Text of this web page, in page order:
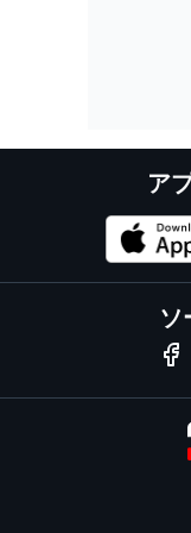
ア
ソ